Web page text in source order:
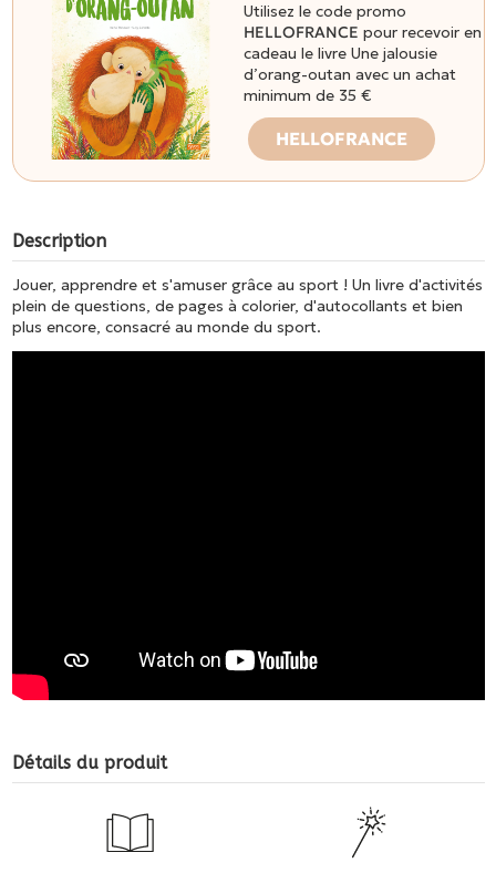
Utilisez le code promo
HELLOFRANCE pour recevoir en
cadeau le livre Une jalousie
d’orang-outan avec un achat
minimum de 35 €
HELLOFRANCE
Description
Jouer, apprendre et s'amuser grâce au sport ! Un livre d'activités
plein de questions, de pages à colorier, d'autocollants et bien
plus encore, consacré au monde du sport.
Détails du produit